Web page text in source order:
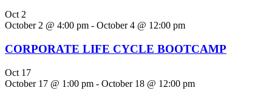
Oct 2
October 2 @ 4:00 pm - October 4 @ 12:00 pm
CORPORATE LIFE CYCLE BOOTCAMP
Oct 17
October 17 @ 1:00 pm - October 18 @ 12:00 pm